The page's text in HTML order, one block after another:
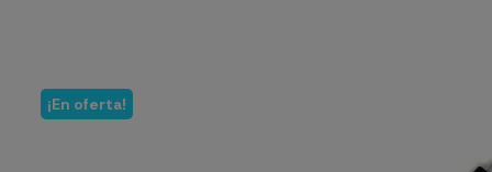
¡En oferta!